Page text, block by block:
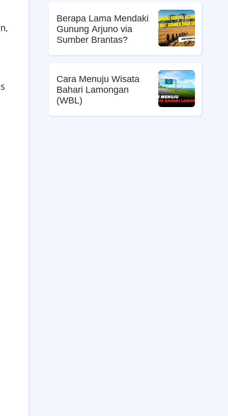
Berapa Lama Mendaki
Gunung Arjuno via
Sumber Brantas?
Cara Menuju Wisata
Bahari Lamongan
(WBL)